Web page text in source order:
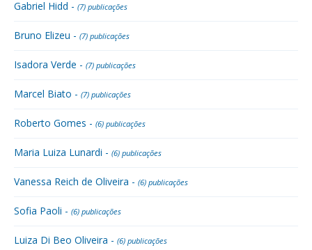
Gabriel Hidd - (7) publicações
Bruno Elizeu - (7) publicações
Isadora Verde - (7) publicações
Marcel Biato - (7) publicações
Roberto Gomes - (6) publicações
Maria Luiza Lunardi - (6) publicações
Vanessa Reich de Oliveira - (6) publicações
Sofia Paoli - (6) publicações
Luiza Di Beo Oliveira - (6) publicações